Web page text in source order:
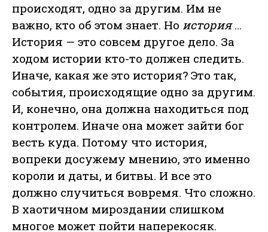
происходят, одно за другим. Им не
важно, кто об этом знает. Но история…
История — это совсем другое дело. За
ходом истории кто-то должен следить.
Иначе, какая же это история? Это так,
события, происходящие одно за другим.
И, конечно, она должна находиться под
контролем. Иначе она может зайти бог
весть куда. Потому что история,
вопреки досужему мнению, это именно
короли и даты, и битвы. И все это
должно случиться вовремя. Что сложно.
В хаотичном мироздании слишком
многое может пойти наперекосяк.